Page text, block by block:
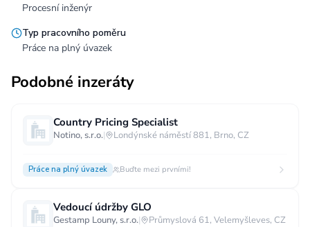
Procesní inženýr
Typ pracovního poměru
Práce na plný úvazek
Podobné inzeráty
Country Pricing Specialist
Notino, s.r.o.| Londýnské náměstí 881, Brno, CZ
Práce na plný úvazek Buďte mezi prvními!
Vedoucí údržby GLO
Gestamp Louny, s.r.o.| Průmyslová 61, Velemyšleves, CZ